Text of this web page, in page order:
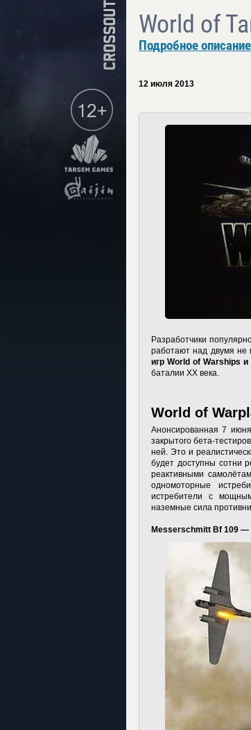
World of
Подробное
12 июля 2013
Разработчики
работают над двумя не
игр World of Warships
баталии ХХ века.
World of
Анонсированная 7
закрытого бета-
ней. Это и
будет доступны сотни
реактивными
одномоторные
истребители с
наземные сила
Messerschmitt Bf 109 —